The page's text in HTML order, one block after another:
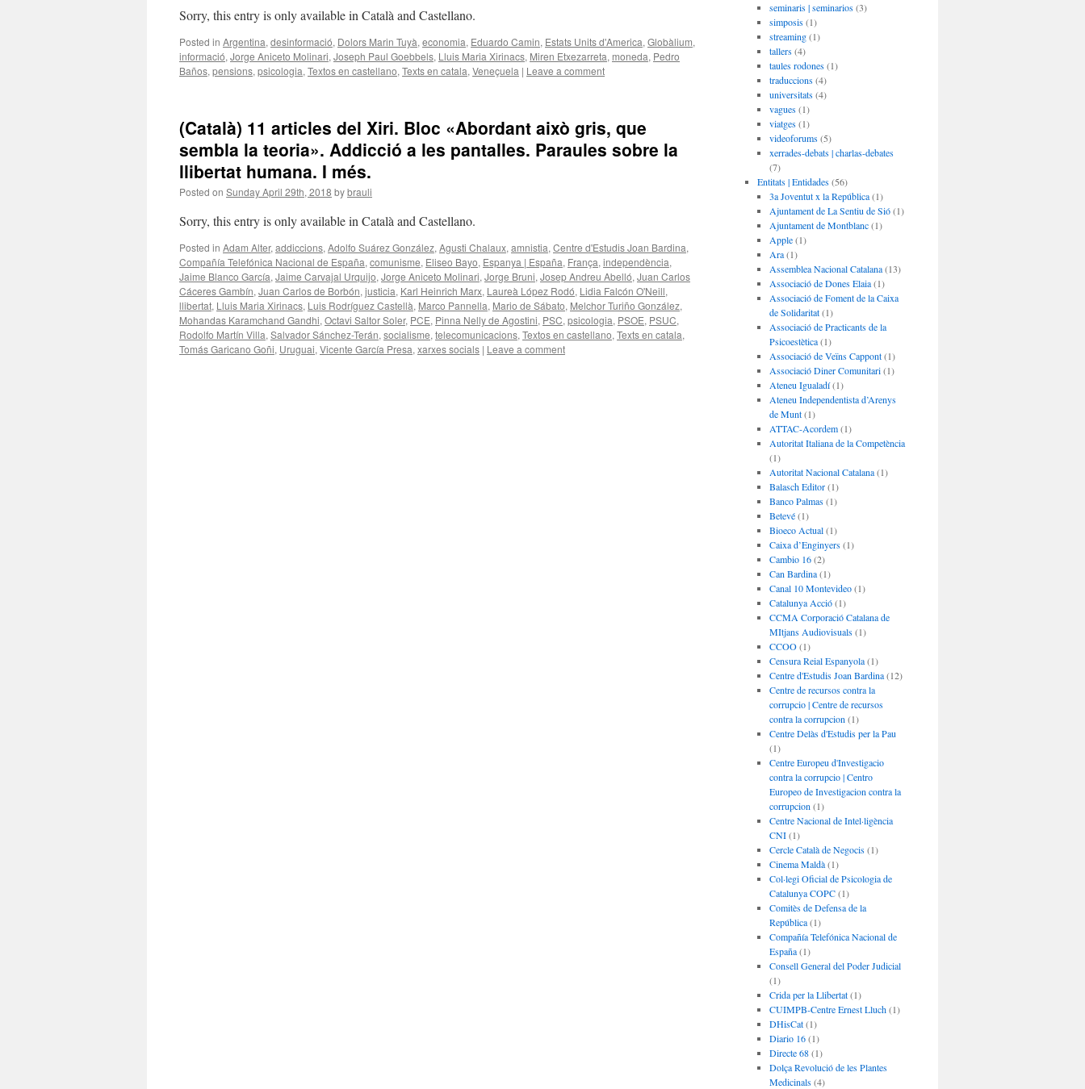
Sorry, this entry is only available in Català and Castellano.
Posted in Argentina, desinformació, Dolors Marin Tuyà, economia, Eduardo Camin, Estats Units d'America, Globàlium,
informació, Jorge Aniceto Molinari, Joseph Paul Goebbels, Lluis Maria Xirinacs, Miren Etxezarreta, moneda, Pedro
Baños, pensions, psicologia, Textos en castellano, Texts en catala, Veneçuela | Leave a comment
(Català) 11 articles del Xiri. Bloc «Abordant això gris, que
sembla la teoria». Addicció a les pantalles. Paraules sobre la
llibertat humana. I més.
Posted on Sunday April 29th, 2018 bybrauli
Sorry, this entry is only available in Català and Castellano.
Posted in Adam Alter, addiccions, Adolfo Suárez González, Agusti Chalaux, amnistia, Centre d'Estudis Joan Bardina,
Compañía Telefónica Nacional de España, comunisme, Eliseo Bayo, Espanya | España, França, independència,
Jaime Blanco García, Jaime Carvajal Urquijo, Jorge Aniceto Molinari, Jorge Bruni, Josep Andreu Abelló, Juan Carlos
Cáceres Gambín, Juan Carlos de Borbón, justicia, Karl Heinrich Marx, Laureà López Rodó, Lidia Falcón O'Neill,
llibertat, Lluis Maria Xirinacs, Luis Rodríguez Castellà, Marco Pannella, Mario de Sábato, Melchor Turiño González,
Mohandas Karamchand Gandhi, Octavi Saltor Soler, PCE, Pinna Nelly de Agostini, PSC, psicologia, PSOE, PSUC,
Rodolfo Martín Villa, Salvador Sánchez-Terán, socialisme, telecomunicacions, Textos en castellano, Texts en catala,
Tomás Garicano Goñi, Uruguai, Vicente García Presa, xarxes socials | Leave a comment
seminaris | seminarios(3)
simposis(1)
streaming(1)
tallers(4)
taules rodones(1)
traduccions(4)
universitats(4)
vagues(1)
viatges(1)
videoforums(5)
xerrades-debats | charlas-debates
(7)
Entitats | Entidades(56)
3a Joventut x la República(1)
Ajuntament de La Sentiu de Sió(1)
Ajuntament de Montblanc(1)
Apple(1)
Ara(1)
Assemblea Nacional Catalana(13)
Associació de Dones Elaia(1)
Associació de Foment de la Caixa
de Solidaritat(1)
Associació de Practicants de la
Psicoestètica(1)
Associació de Veïns Cappont(1)
Associació Diner Comunitari(1)
Ateneu Igualadí(1)
Ateneu Independentista d’Arenys
de Munt(1)
ATTAC-Acordem(1)
Autoritat Italiana de la Competència
(1)
Autoritat Nacional Catalana(1)
Balasch Editor(1)
Banco Palmas(1)
Betevé(1)
Bioeco Actual(1)
Caixa d’Enginyers(1)
Cambio 16(2)
Can Bardina(1)
Canal 10 Montevideo(1)
Catalunya Acció(1)
CCMA Corporació Catalana de
MItjans Audiovisuals(1)
CCOO(1)
Censura Reial Espanyola(1)
Centre d'Estudis Joan Bardina(12)
Centre de recursos contra la
corrupcio | Centre de recursos
contra la corrupcion (1)
Centre Delàs d'Estudis per la Pau
(1)
Centre Europeu d'Investigacio
contra la corrupcio | Centro
Europeo de Investigacion contra la
corrupcion (1)
Centre Nacional de Intel·ligència
CNI(1)
Cercle Català de Negocis(1)
Cinema Maldà(1)
Col·legi Oficial de Psicologia de
Catalunya COPC(1)
Comitès de Defensa de la
República(1)
Compañía Telefónica Nacional de
España(1)
Consell General del Poder Judicial
(1)
Crida per la Llibertat(1)
CUIMPB-Centre Ernest Lluch(1)
DHisCat(1)
Diario 16(1)
Directe 68(1)
Dolça Revolució de les Plantes
Medicinals(4)